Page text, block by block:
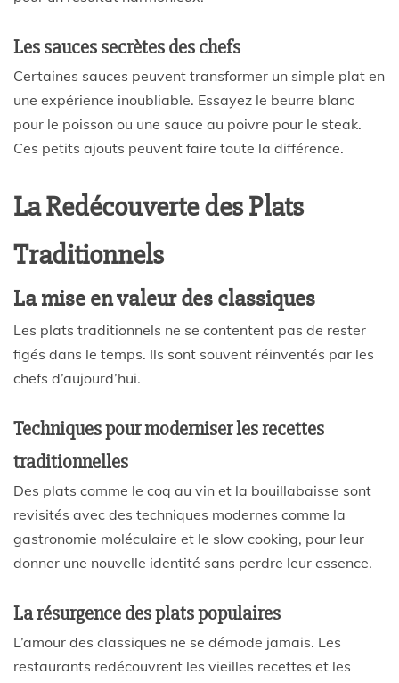
Les sauces secrètes des chefs
Certaines sauces peuvent transformer un simple plat en
une expérience inoubliable. Essayez le beurre blanc
pour le poisson ou une sauce au poivre pour le steak.
Ces petits ajouts peuvent faire toute la différence.
La Redécouverte des Plats
Traditionnels
La mise en valeur des classiques
Les plats traditionnels ne se contentent pas de rester
figés dans le temps. Ils sont souvent réinventés par les
chefs d’aujourd’hui.
Techniques pour moderniser les recettes
traditionnelles
Des plats comme le coq au vin et la bouillabaisse sont
revisités avec des techniques modernes comme la
gastronomie moléculaire et le slow cooking, pour leur
donner une nouvelle identité sans perdre leur essence.
La résurgence des plats populaires
L’amour des classiques ne se démode jamais. Les
restaurants redécouvrent les vieilles recettes et les